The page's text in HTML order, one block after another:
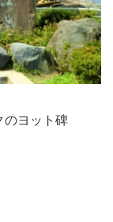
のヨット碑